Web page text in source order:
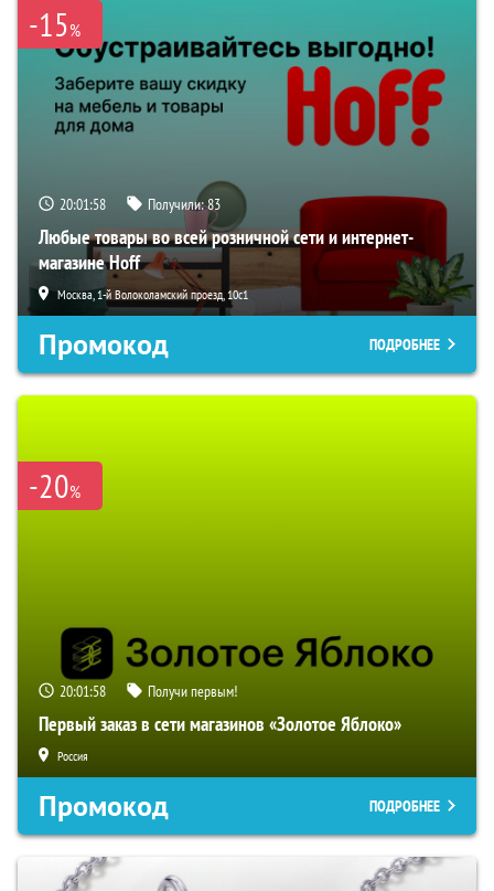
-15%
20:01:57 Получили:83
Любые товары во всей розничной сети и интернет-
магазине Hoff
Москва, 1-й Волоколамский проезд, 10с1
Промокод ПОДРОБНЕЕ
-20%
20:01:57 Получи первым!
Первый заказ в сети магазинов «Золотое Яблоко»
Россия
Промокод ПОДРОБНЕЕ